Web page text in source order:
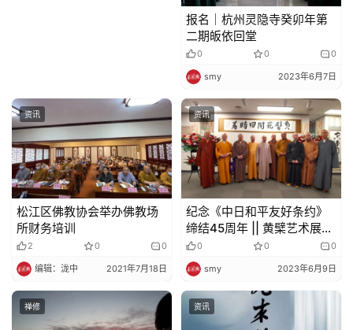
报名｜杭州灵隐寺癸卯年第
二期皈依回堂
0 0 0
smy 2023年6月7日
资讯
松江区佛教协会举办佛教场
所财务培训
2 0 0
编辑：泷中 2021年7月18日
资讯
纪念《中日和平友好条约》
缔结45周年 || 黄檗艺术展在
日本东京开幕，福建本性法
师与定明法师出席
0 0 0
smy 2023年6月9日
禅修 资讯